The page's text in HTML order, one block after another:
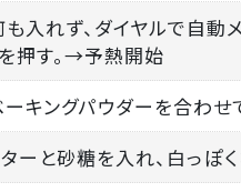
入れず、ダイヤルで自動メ
押す。→予熱開始
キングパウダーを合わせ
ーと砂糖を入れ、白っぽ